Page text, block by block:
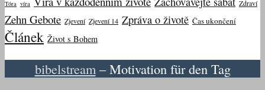
Tóra víra Zdraví
Zehn Gebote Zjevení Zjevení 14 Zpráva o životě Čas ukončení
Článek Život s Bohem
bibelstream – Motivation für den Tag